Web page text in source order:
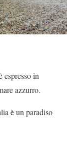
espresso in
azzurro.
è un paradiso